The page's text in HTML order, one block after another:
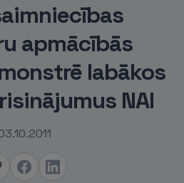
apmācībās
labākos
NAI